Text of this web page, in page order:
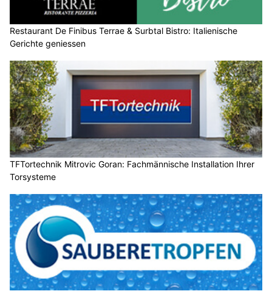
Restaurant De Finibus Terrae & Surbtal Bistro: Italienische
Gerichte geniessen
TFTortechnik Mitrovic Goran: Fachmännische Installation Ihrer
Torsysteme